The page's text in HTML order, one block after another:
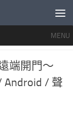
MENU
0
端開門～
Android / 聲